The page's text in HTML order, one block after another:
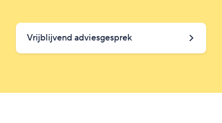
Vrijblijvend adviesgesprek